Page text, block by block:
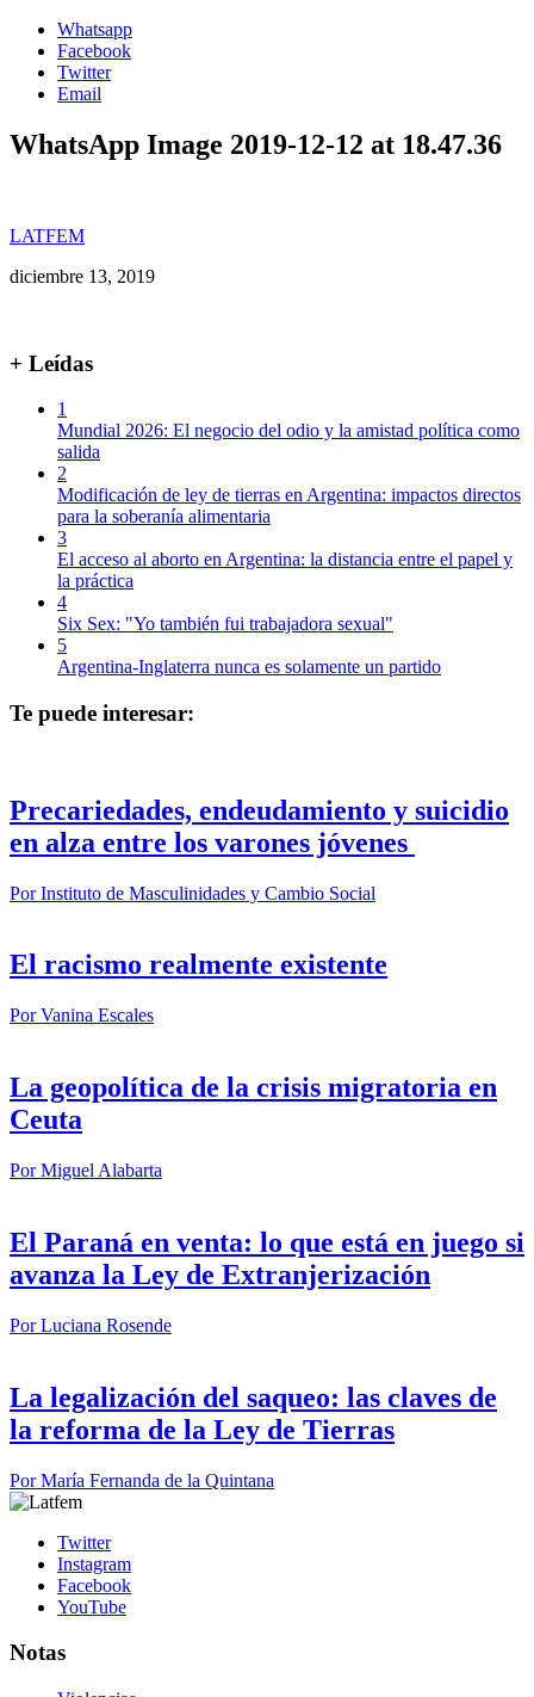
Whatsapp
Facebook
Twitter
Email
WhatsApp Image 2019-12-12 at 18.47.36
LATFEM
diciembre 13, 2019
+ Leídas
1
Mundial 2026: El negocio del odio y la amistad política como
salida
2
Modificación de ley de tierras en Argentina: impactos directos
para la soberanía alimentaria
3
El acceso al aborto en Argentina: la distancia entre el papel y
la práctica
4
Six Sex: "Yo también fui trabajadora sexual"
5
Argentina-Inglaterra nunca es solamente un partido
Te puede interesar:
Precariedades, endeudamiento y suicidio
en alza entre los varones jóvenes
PorInstituto de Masculinidades y Cambio Social
El racismo realmente existente
PorVanina Escales
La geopolítica de la crisis migratoria en
Ceuta
PorMiguel Alabarta
El Paraná en venta: lo que está en juego si
avanza la Ley de Extranjerización
PorLuciana Rosende
La legalización del saqueo: las claves de
la reforma de la Ley de Tierras
PorMaría Fernanda de la Quintana
Twitter
Instagram
Facebook
YouTube
Notas